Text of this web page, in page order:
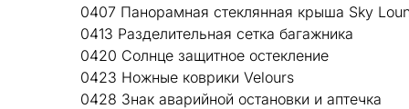
0407 Панорамная стеклянная крыша Sky
0413 Разделительная сетка багажника
0420 Солнце защитное остекление
0423 Ножные коврики Velours
0428 Знак аварийной остановки и аптечка